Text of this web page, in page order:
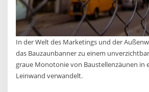
In der Welt des Marketings und der
das Bauzaunbanner zu einem
graue Monotonie von Baustellenzäunen in
Leinwand verwandelt.